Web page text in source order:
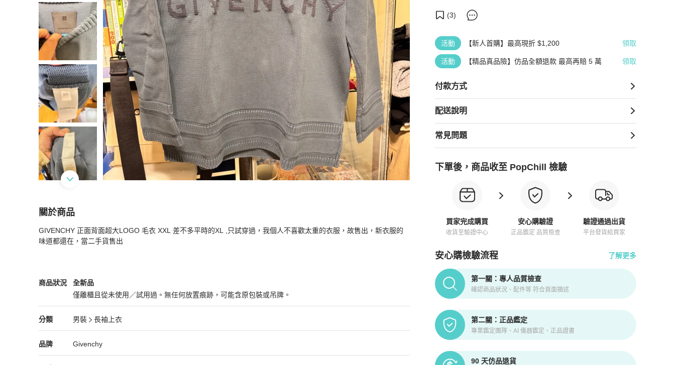
(3)
活動 【新人首購】最高現折 $1,200 領取
活動 【精品真品險】仿品全額退款 最高再賠 5 萬 領取
付款方式
配送說明
常見問題
下單後，商品收至 PopChill 檢驗
買家完成購買
收貨至驗證中心
安心購驗證
正品鑑定 品質檢查
驗證通過出貨
平台發貨給買家
安心購檢驗流程 了解更多
PopChill拍拍圈正品驗證、安心購檢驗流程介紹
第一關：專人品質檢查
確認商品狀況、配件等 符合頁面描述
第二關：正品鑑定
專業鑑定團隊、AI 儀器鑑定、正品證書
90 天仿品退貨
關於商品
關於Givenchy 大LOGO 毛衣商品詳情與購買須知
GIVENCHY 正面背面超大LOGO 毛衣 XXL 差不多平時的XL ,只試穿過，我個人不喜歡太重的衣服，故售出，新衣服的
味道都還在，當二手貨售出
商品狀況
Givenchy 男裝商品狀態與細節
全新品
僅離櫃且從未使用／試用過。無任何放置痕跡，可能含原包裝或吊牌。
全新品
分類
Givenchy 男裝分類資訊
男裝
長袖上衣
男裝/長袖上衣推薦
品牌
Givenchy 精品男裝品牌介紹
Givenchy
Givenchy 推薦清單